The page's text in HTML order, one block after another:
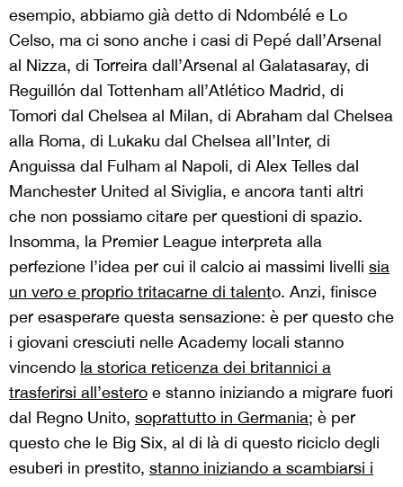
esempio, abbiamo già detto di Ndombélé e Lo
Celso, ma ci sono anche i casi di Pepé dall’Arsenal
al Nizza, di Torreira dall’Arsenal al Galatasaray, di
Reguillón dal Tottenham all’Atlético Madrid, di
Tomori dal Chelsea al Milan, di Abraham dal Chelsea
alla Roma, di Lukaku dal Chelsea all’Inter, di
Anguissa dal Fulham al Napoli, di Alex Telles dal
Manchester United al Siviglia, e ancora tanti altri
che non possiamo citare per questioni di spazio.
Insomma, la Premier League interpreta alla
perfezione l’idea per cui il calcio ai massimi livelli sia
un vero e proprio tritacarne di talento. Anzi, finisce
per esasperare questa sensazione: è per questo che
i giovani cresciuti nelle Academy locali stanno
vincendo la storica reticenza dei britannici a
trasferirsi all’estero e stanno iniziando a migrare fuori
dal Regno Unito, soprattutto in Germania; è per
questo che le Big Six, al di là di questo riciclo degli
esuberi in prestito, stanno iniziando a scambiarsi i